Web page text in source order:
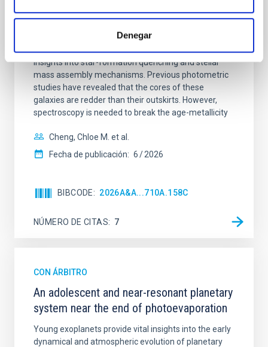
Denegar
SUSPENSE
Spatially resolved stellar populations of massive
quiescent galaxies at cosmic noon provide powerful
insights into star-formation quenching and stellar
mass assembly mechanisms. Previous photometric
studies have revealed that the cores of these
galaxies are redder than their outskirts. However,
spectroscopy is needed to break the age-metallicity
Cheng, Chloe M. et al.
Fecha de publicación: 6 2026
BIBCODE 2026A&A...710A.158C
NÚMERO DE CITAS 7
CON ÁRBITRO
An adolescent and near-resonant planetary
system near the end of photoevaporation
Young exoplanets provide vital insights into the early
dynamical and atmospheric evolution of planetary